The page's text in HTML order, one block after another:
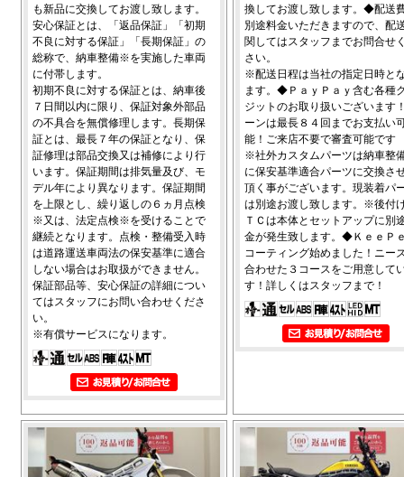
も新品に交換してお渡し致します。
安心保証とは、「返品保証」「初期
不良に対する保証」「長期保証」の
総称で、納車整備※を実施した車両
に付帯します。
初期不良に対する保証とは、納車後
７日間以内に限り、保証対象外部品
の不具合を無償修理します。長期保
証とは、最長７年の保証となり、保
証修理は部品交換又は補修により行
います。保証期間は排気量及び、モ
デル年により異なります。保証期間
を上限とし、繰り返しの６ヵ月点検
※又は、法定点検※を受けることで
継続となります。点検・整備受入時
は道路運送車両法の保安基準に適合
しない場合はお取扱ができません。
保証部品等、安心保証の詳細につい
てはスタッフにお問い合わせくださ
い。
※有償サービスになります。
換してお渡し致します。◆配送
別途料金いただきますので、配
関してはスタッフまでお問合せ
さい。
※配送日程は当社の指定日時と
ます。◆ＰａｙＰａｙ含む各種
ジットのお取り扱いございます
ーンは最長８４回までお支払い
能！ご来店不要で審査可能です
※社外カスタムパーツは納車整
に保安基準適合パーツに交換さ
頂く事がございます。現装着パ
は別途お渡し致します。※後付
ＴＣは本体とセットアップに別
金が発生致します。◆ＫｅｅＰ
コーティング始めました！ニー
合わせた３コースをご用意して
す！詳しくはスタッフまで！